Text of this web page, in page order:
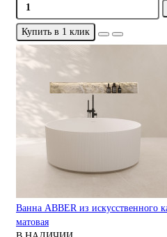
Купить в 1 клик
Ванна ABBER из искусственного
матовая